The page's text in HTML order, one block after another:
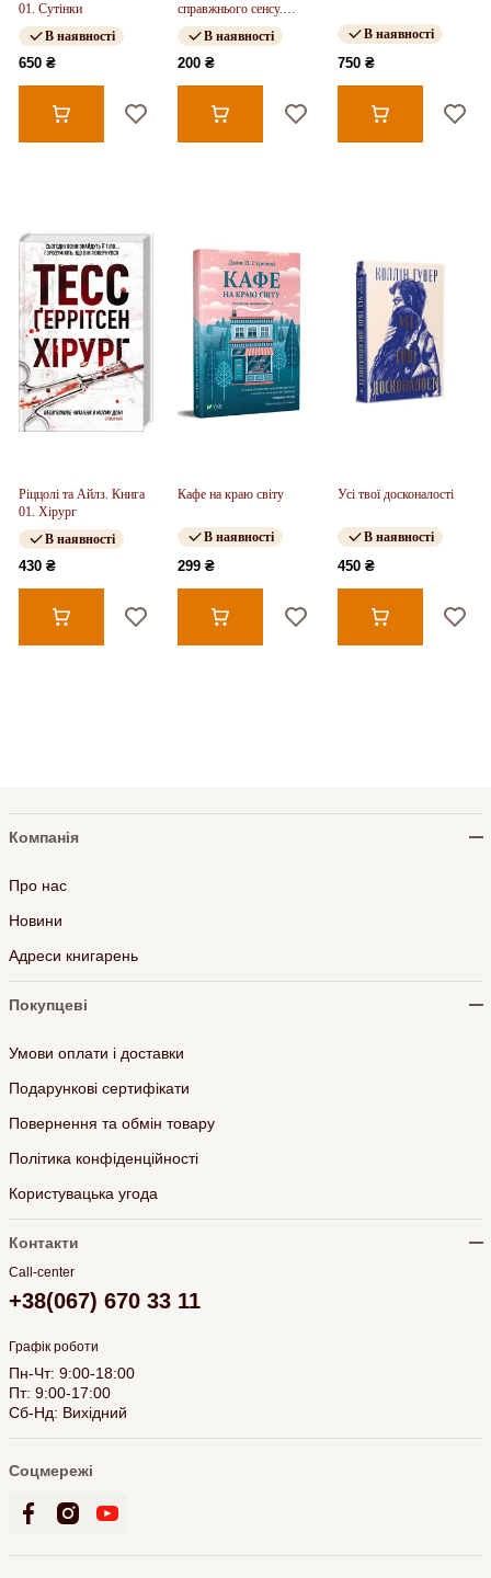
01. Сутінки
В наявності
650 ₴
справжнього сенсу.
Психолог у концтаборі
В наявності
200 ₴
В наявності
750 ₴
Ріццолі та Айлз. Книга
01. Хірург
В наявності
430 ₴
Кафе на краю світу
В наявності
299 ₴
Усі твої досконалості
В наявності
450 ₴
Компанія
Про нас
Новини
Адреси книгарень
Покупцеві
Умови оплати і доставки
Подарункові сертифікати
Повернення та обмін товару
Політика конфіденційності
Користувацька угода
Контакти
Call-center
+38(067) 670 33 11
Графік роботи
Пн-Чт: 9:00-18:00
Пт: 9:00-17:00
Сб-Нд: Вихідний
Соцмережі